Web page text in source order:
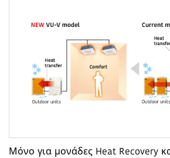
Μόνο για μονάδες Heat Recovery